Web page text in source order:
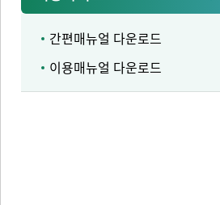
간편매뉴얼 다운로드
이용매뉴얼 다운로드